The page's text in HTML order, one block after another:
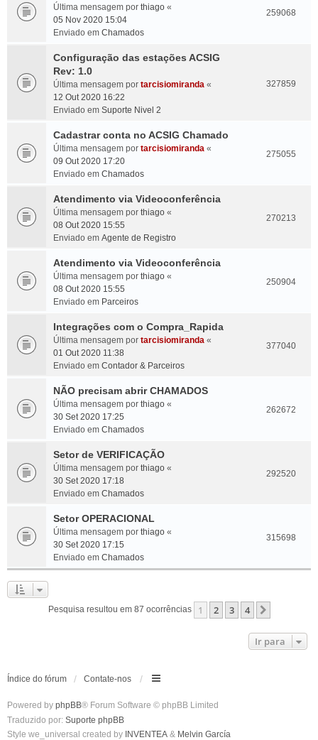
Última mensagem por thiago «
05 Nov 2020 15:04
Enviado em Chamados
259068
Configuração das estações ACSIG
Rev: 1.0
Última mensagem por tarcisiomiranda «
12 Out 2020 16:22
Enviado em Suporte Nivel 2
327859
Cadastrar conta no ACSIG Chamado
Última mensagem por tarcisiomiranda «
09 Out 2020 17:20
Enviado em Chamados
275055
Atendimento via Videoconferência
Última mensagem por thiago «
08 Out 2020 15:55
Enviado em Agente de Registro
270213
Atendimento via Videoconferência
Última mensagem por thiago «
08 Out 2020 15:55
Enviado em Parceiros
250904
Integrações com o Compra_Rapida
Última mensagem por tarcisiomiranda «
01 Out 2020 11:38
Enviado em Contador & Parceiros
377040
NÃO precisam abrir CHAMADOS
Última mensagem por thiago «
30 Set 2020 17:25
Enviado em Chamados
262672
Setor de VERIFICAÇÃO
Última mensagem por thiago «
30 Set 2020 17:18
Enviado em Chamados
292520
Setor OPERACIONAL
Última mensagem por thiago «
30 Set 2020 17:15
Enviado em Chamados
315698
Pesquisa resultou em 87 ocorrências 1 2 3 4
Ir para
Índice do fórum Contate-nos
Powered by phpBB® Forum Software © phpBB Limited
Traduzido por: Suporte phpBB
Style we_universal created by INVENTEA & Melvin García